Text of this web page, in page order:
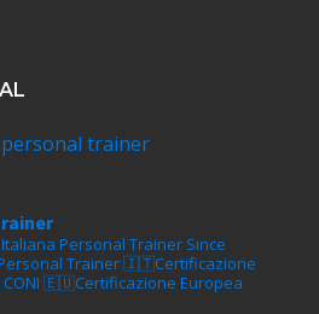
Personal Trainer Since
Trainer🇮🇹Certificazione
🇪🇺Certificazione Europea